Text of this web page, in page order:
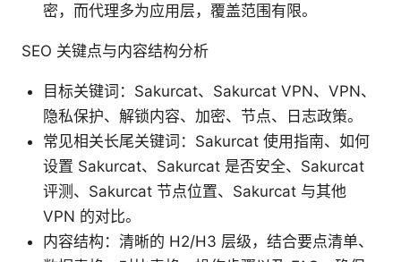
密，而代理多为应用层，覆盖范围有限。
SEO 关键点与内容结构分析
目标关键词：Sakurcat、Sakurcat VPN、VPN、
隐私保护、解锁内容、加密、节点、日志政策。
常见相关长尾关键词：Sakurcat 使用指南、如何
设置 Sakurcat、Sakurcat 是否安全、Sakurcat
评测、Sakurcat 节点位置、Sakurcat 与其他
VPN 的对比。
内容结构：清晰的 H2/H3 层级，结合要点清单、